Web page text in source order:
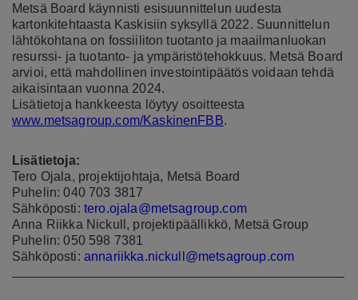
Metsä Board käynnisti esisuunnittelun uudesta
kartonkitehtaasta Kaskisiin syksyllä 2022. Suunnittelun
lähtökohtana on fossiiliton tuotanto ja maailmanluokan
resurssi- ja tuotanto- ja ympäristötehokkuus. Metsä Board
arvioi, että mahdollinen investointipäätös voidaan tehdä
aikaisintaan vuonna 2024.
Lisätietoja hankkeesta löytyy osoitteesta
www.metsagroup.com/KaskinenFBB.
Lisätietoja:
Tero Ojala, projektijohtaja, Metsä Board
Puhelin: 040 703 3817
Sähköposti: tero.ojala@metsagroup.com
Anna Riikka Nickull, projektipäällikkö, Metsä Group
Puhelin: 050 598 7381
Sähköposti: annariikka.nickull@metsagroup.com